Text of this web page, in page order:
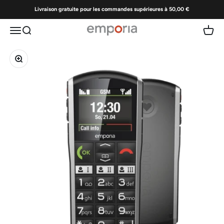
Livraison gratuite pour les commandes supérieures à 50,00 €
MenuRecherche Emporia | Téléphones portables faciles à
Panier
Zoomer sur l'image